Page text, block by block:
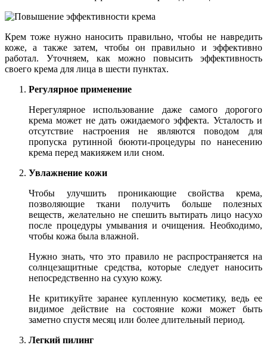
Крем тоже нужно наносить правильно, чтобы не навредить
коже, а также затем, чтобы он правильно и эффективно
работал. Уточняем, как можно повысить эффективность
своего крема для лица в шести пунктах.
Регулярное применение
Нерегулярное использование даже самого дорогого
крема может не дать ожидаемого эффекта. Усталость и
отсутствие настроения не являются поводом для
пропуска рутинной бююти-процедуры по нанесению
крема перед макияжем или сном.
Увлажнение кожи
Чтобы улучшить проникающие свойства крема,
позволяющие ткани получить больше полезных
веществ, желательно не спешить вытирать лицо насухо
после процедуры умывания и очищения. Необходимо,
чтобы кожа была влажной.
Нужно знать, что это правило не распространяется на
солнцезащитные средства, которые следует наносить
непосредственно на сухую кожу.
Не критикуйте заранее купленную косметику, ведь ее
видимое действие на состояние кожи может быть
заметно спустя месяц или более длительный период.
Легкий пилинг